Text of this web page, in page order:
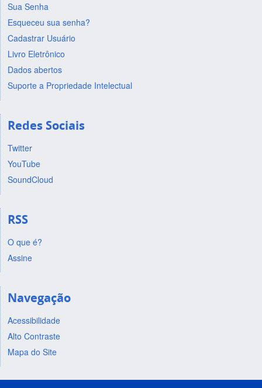
Sua Senha
Esqueceu sua senha?
Cadastrar Usuário
Livro Eletrônico
Dados abertos
Suporte a Propriedade Intelectual
Redes Sociais
Twitter
YouTube
SoundCloud
RSS
O que é?
Assine
Navegação
Acessibilidade
Alto Contraste
Mapa do Site